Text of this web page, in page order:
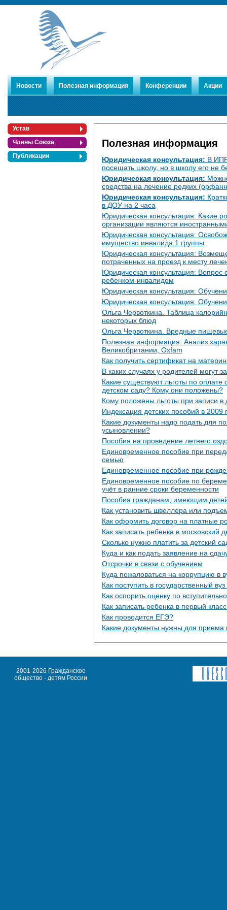
Новости Полезная информация Конференции Акции
Устав
Члены Союза
Публикации
Полезная информация
Юридическая консультация: В
посещать школу, но в школу его не
Юридическая консультация:
средства на лечение редких
Юридическая консультация:
в ДОУ на 2 часа
Юридическая консультация: Какие
организации являются
Юридическая консультация:
имущество инвалида 1 группы
Юридическая консультация:
потраченных на проезд к месту
Юридическая консультация:
ребенком-инвалидом
Юридическая консультация:
Юридическая консультация:
Ольга Червоткина. Таблица
некоторых блюд
Ольга Червоткина. Вредные
Полезная информация: Анализ
Великобритании, Oxfam
Как получить сертификат на
В каких случаях у родителей могут
Какие существуют льготы по
детском саду? Кому они положены?
Кому положены льготы при записи в
Индексация детских пособий в 2009
Какие документы надо подать для
усыновлении?
Пособия на проведение летнего
Единовременное пособие при
семью
Единовременное пособие при
Единовременное пособие по
учёт в ранние сроки беременности
Пособия гражданам, имеющим
Как установить швеллера или
Как оформить договор на платные
Как записать ребенка в московский
Сколько нужно платить за детский
Куда и как подать заявление на
Отсрочки в cвязи с обучением
Куда пожаловаться на коррупцию в
Как поступить в государственный
Как оспорить оценку по
Как записать ребенка в первый
Как проводится ЕГЭ?
Какие документы нужны для приема
2001-2026 Гражданское
общество - детям России